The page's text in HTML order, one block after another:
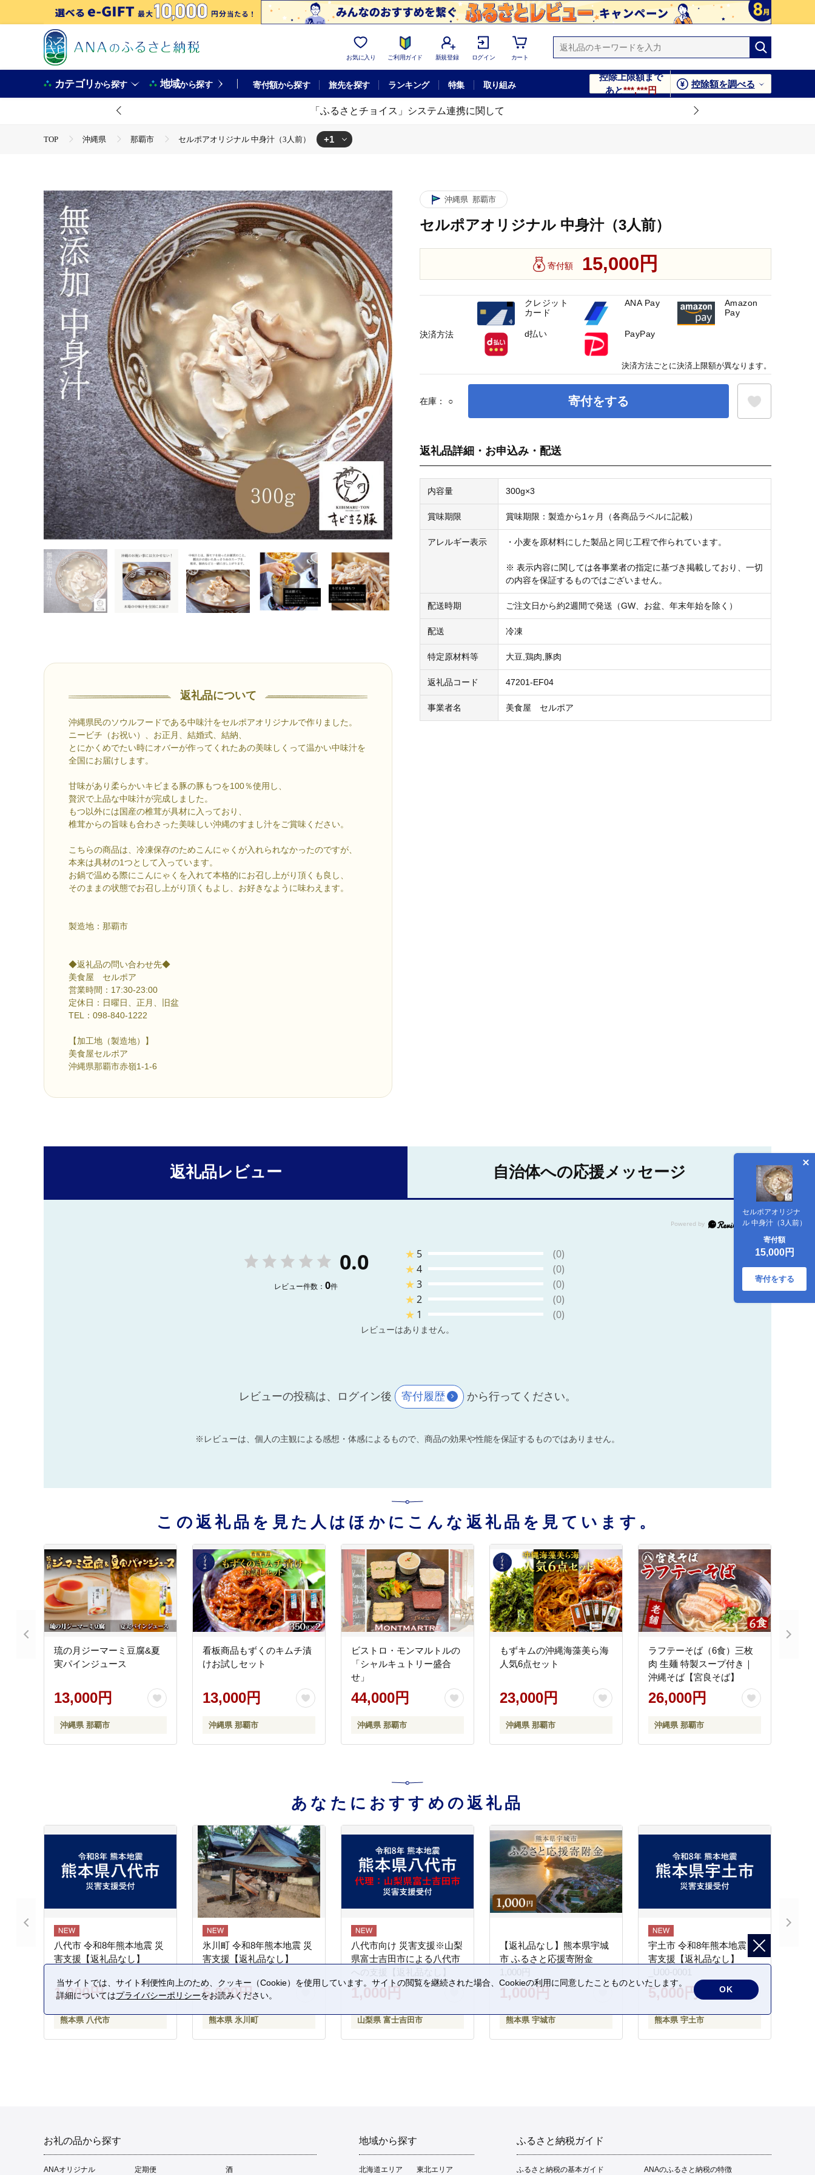
お気に入り ご利用ガイド 新規登録 ログイン カート
カテゴリから探す 地域から探す 寄付額から探す 旅先を探す ランキング 特集 取り組み
控除上限額まで
あと***,***円
控除額を調べる
「ふるさとチョイス」システム連携に関して
TOP 沖縄県 那覇市 セルポアオリジナル 中身汁（3人前） +1
返礼品について
沖縄県民のソウルフードである中味汁をセルポアオリジナルで作りました。
ニービチ（お祝い）、お正月、結婚式、結納、
とにかくめでたい時にオバーが作ってくれたあの美味しくって温かい中味汁を
全国にお届けします。
甘味があり柔らかいキビまる豚の豚もつを100％使用し、
贅沢で上品な中味汁が完成しました。
もつ以外には国産の椎茸が具材に入っており、
椎茸からの旨味も合わさった美味しい沖縄のすまし汁をご賞味ください。
こちらの商品は、冷凍保存のためこんにゃくが入れられなかったのですが、
本来は具材の1つとして入っています。
お鍋で温める際にこんにゃくを入れて本格的にお召し上がり頂くも良し、
そのままの状態でお召し上がり頂くもよし、お好きなように味わえます。
製造地：那覇市
◆返礼品の問い合わせ先◆
美食屋 セルポア
営業時間：17:30-23:00
定休日：日曜日、正月、旧盆
TEL：098-840-1222
【加工地（製造地）】
美食屋セルポア
沖縄県那覇市赤嶺1-1-6
沖縄県 那覇市
セルポアオリジナル 中身汁（3人前）
寄付額 15,000円
在庫： ○ 寄付をする
セルポアオリジナ
ル 中身汁（3人前）
寄付額
15,000円
寄付をする
返礼品詳細・お申込み・配送
内容量 300g×3
賞味期限 賞味期限：製造から1ヶ月（各商品ラベルに記載）
アレルギー表示 ・小麦を原材料にした製品と同じ工程で作られています。
※ 表示内容に関しては各事業者の指定に基づき掲載しており、一切
の内容を保証するものではございません。
配送時期 ご注文日から約2週間で発送（GW、お盆、年末年始を除く）
配送 冷凍
特定原材料等 大豆,鶏肉,豚肉
返礼品コード 47201-EF04
事業者名 美食屋 セルポア
決済方法
クレジット
カード
ANA Pay
Amazon
Pay
d払い PayPay
決済方法ごとに決済上限額が異なります。
返礼品レビュー 自治体への応援メッセージ
0.0
レビュー件数： 0件
★ 5
(0)
★4
(0)
★3
(0)
★2
(0)
★ 1 (0)
レビューはありません。
レビューの投稿は、ログイン後 寄付履歴 から行ってください。
※レビューは、個人の主観による感想・体感によるもので、商品の効果や性能を保証するものではありません。
この返礼品を見た人はほかにこんな返礼品を見ています。
琉の月ジーマーミ豆腐&夏
実パインジュース
13,000円
沖縄県 那覇市
看板商品もずくのキムチ漬
けお試しセット
13,000円
沖縄県 那覇市
ビストロ・モンマルトルの
「シャルキュトリー盛合
せ」
44,000円
沖縄県 那覇市
もずキムの沖縄海藻美ら海
人気6点セット
23,000円
沖縄県 那覇市
ラフテーそば（6食）三枚
肉 生麺 特製スープ付き｜
沖縄そば【宮良そば】
26,000円
沖縄県 那覇市
あなたにおすすめの返礼品
八代市 令和8年熊本地震 災
害支援【返礼品なし】
1,000円
熊本県 八代市
氷川町 令和8年熊本地震 災
害支援【返礼品なし】
5,000円
熊本県 氷川町
八代市向け 災害支援※山梨
県富士吉田市による八代市
への支援【返礼品なし】
1,000円
山梨県 富士吉田市
【返礼品なし】熊本県宇城
市 ふるさと応援寄附金
1,000円
1,000円
熊本県 宇城市
宇土市 令和8年熊本地震 災
害支援【返礼品なし】
_U00-0001
5,000円
熊本県 宇土市
お礼の品から探す
ANAオリジナル 定期便 酒
地域から探す
北海道エリア 東北エリア
ふるさと納税ガイド
ふるさと納税の基本ガイド ANAのふるさと納税の特徴
当サイトでは、サイト利便性向上のため、クッキー（Cookie）を使用しています。サイトの閲覧を継続された場合、Cookieの利用に同意したことものといたします。
詳細についてはプライバシーポリシーをお読みください。
OK